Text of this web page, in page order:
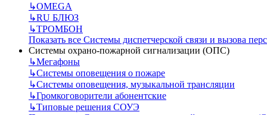
↳OMEGA
↳RU БЛЮЗ
↳ТРОМБОН
Показать все Системы диспетчерской связи и вызова
Системы охрано-пожарной сигнализации (ОПС)
↳Мегафоны
↳Системы оповещения о пожаре
↳Системы оповещения, музыкальной трансляции
↳Громкоговорители абонентские
↳Типовые решения СОУЭ